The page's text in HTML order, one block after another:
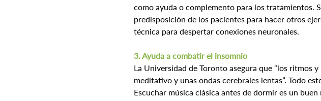
como ayuda o complemento para los tratamientos.
predisposición de los pacientes para hacer otros
técnica para despertar conexiones neuronales.
3. Ayuda a combatir el insomnio
La Universidad de Toronto asegura que “los ritmos
meditativo y unas ondas cerebrales lentas”. Todo
Escuchar música clásica antes de dormir es un